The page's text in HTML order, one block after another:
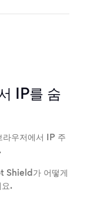
IP를 숨
우저에서 IP 주
Shield가 어떻게
요.